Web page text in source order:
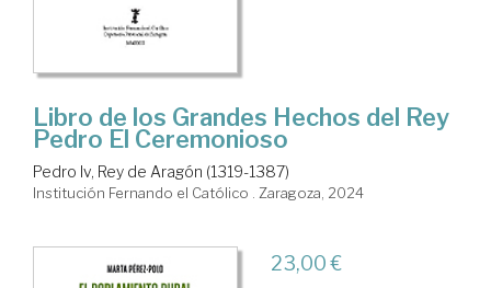
Libro de los Grandes Hechos del Rey
Pedro El Ceremonioso
Pedro Iv, Rey de Aragón (1319-1387)
Institución Fernando el Católico . Zaragoza, 2024
23,00 €